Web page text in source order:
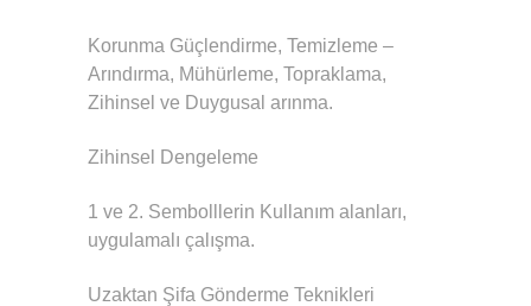
Korunma Güçlendirme, Temizleme –
Arındırma, Mühürleme, Topraklama,
Zihinsel ve Duygusal arınma.
Zihinsel Dengeleme
1 ve 2. Sembolllerin Kullanım alanları,
uygulamalı çalışma.
Uzaktan Şifa Gönderme Teknikleri